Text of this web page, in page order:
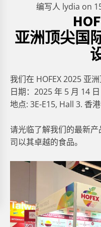
编写人 lydia on
亚洲顶尖国
我们在 HOFEX 2025 亚
日期：2025 年 5 月 14
地点: 3E-E15, Hall 3. 香
请光临了解我们的最新
司以其卓越的食品。